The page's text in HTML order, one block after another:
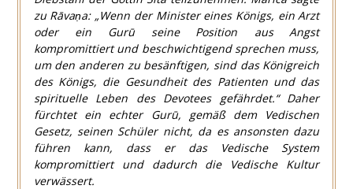
zu Rāvaṇa: „Wenn der Minister eines Königs, ein Arzt
oder ein Gurū seine Position
aus Angst
kompromittiert und beschwichtigend sprechen muss,
um den anderen zu besänftigen, sind das Königreich
des Königs, die Gesundheit des Patienten und das
spirituelle Leben des Devotees gefährdet.“ Daher
fürchtet ein echter Gurū, gemäß dem Vedischen
Gesetz, seinen Schüler nicht, da es ansonsten dazu
führen kann, dass er das Vedische System
kompromittiert und dadurch die Vedische Kultur
verwässert.